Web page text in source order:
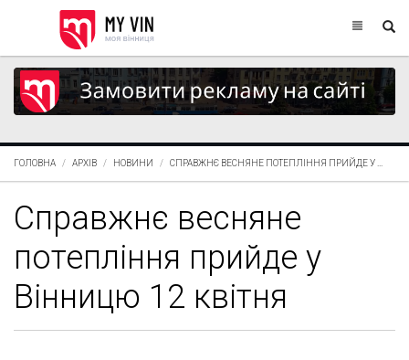
ГОЛОВНА АРХІВ НОВИНИ СПРАВЖНЄ ВЕСНЯНЕ ПОТЕПЛІННЯ ПРИЙДЕ У ...
Справжнє весняне
потепління прийде у
Вінницю 12 квітня